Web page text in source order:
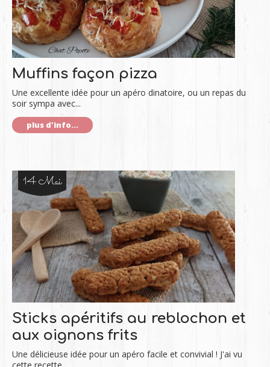
Muffins façon pizza
Une excellente idée pour un apéro dinatoire, ou un repas du
soir sympa avec...
plus d'info...
14 Mai
Sticks apéritifs au reblochon et
aux oignons frits
Une délicieuse idée pour un apéro facile et convivial ! J'ai vu